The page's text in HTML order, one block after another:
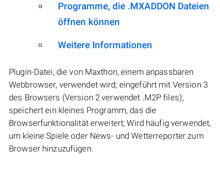
Programme, die .MXADDON Dateien
öffnen können
Weitere Informationen
Plugin-Datei, die von Maxthon, einem anpassbaren
Webbrowser, verwendet wird; eingeführt mit Version 3
des Browsers (Version 2 verwendet .M2P files);
speichert ein kleines Programm, das die
Browserfunktionalität erweitert; Wird häufig verwendet,
um kleine Spiele oder News- und Wetterreporter zum
Browser hinzuzufügen.